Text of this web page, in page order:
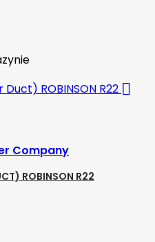

Company
ROBINSON R22